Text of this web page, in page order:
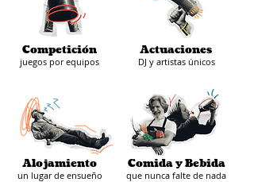
Competición Actuaciones
juegos por equipos DJ y artistas únicos
Alojamiento Comida y Bebida
un lugar de ensueño que nunca falte de nada